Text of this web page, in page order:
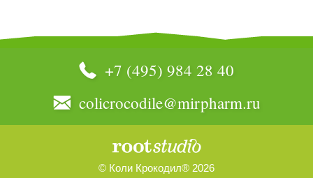
+7 (495) 984 28 40
colicrocodile@mirpharm.ru
© Коли Крокодил® 2026